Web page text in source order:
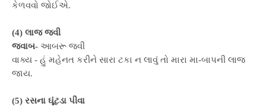
કેળવવો જોઈએ.
(4) લાજ જવી
જવાબ- આબરૂ જવી
વાક્ય - હું મહેનત કરીને સારા ટકા ન લાવું તો મારા મા-બાપની લાજ
જાય.
(5) રસના ઘૂંટડા પીવા